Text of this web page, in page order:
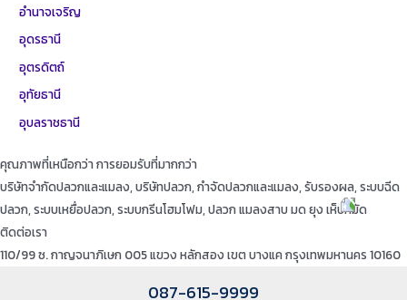
อำนาจเจริญ
อุดรธานี
อุตรดิตถ์
อุทัยธานี
อุบลราชธานี
คุณภาพที่เหนือกว่า การยอมรับที่มากกว่า
บริษัทจำกัดปลวกและแมลง, บริษัทปลวก, กำจัดปลวกและแมลง, รับรองผล, ระบบฉีด
ปลวก, ระบบเหยื่อปลวก, ระบบกรีนโฮมโฟม, ปลวก แมลงสาบ มด ยุง เห็บหมัด
ติดต่อเรา
110/99 ซ. กาญจนาภิเษก 005 แขวง หลักสอง เขต บางแค กรุงเทพมหานคร 10160
087-615-9999